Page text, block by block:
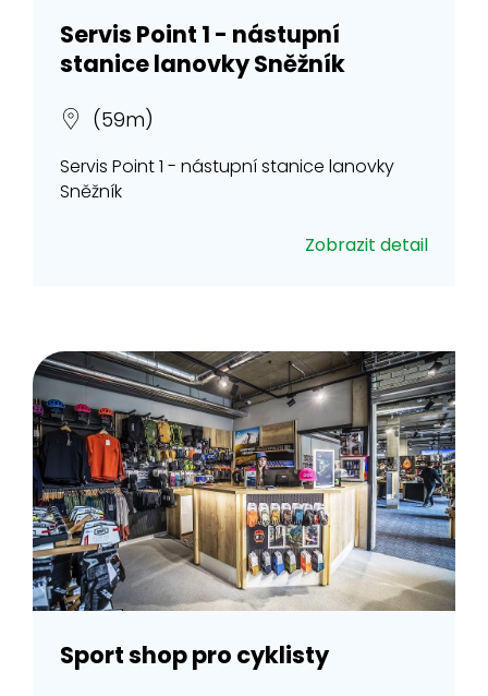
Servis Point 1 - nástupní
stanice lanovky Sněžník
(59m)
Servis Point 1 - nástupní stanice lanovky
Sněžník
Zobrazit detail
Sport shop pro cyklisty